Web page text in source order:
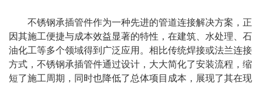
不锈钢承插管件作为一种先进的管道连接解决方案，正
因其施工便捷与成本效益显著的特性，在建筑、水处理、石
油化工等多个领域得到广泛应用。相比传统焊接或法兰连接
方式，不锈钢承插管件通过设计，大大简化了安装流程，缩
短了施工周期，同时也降低了总体项目成本，展现了其在现